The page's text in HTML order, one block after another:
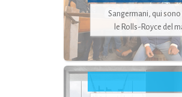
Sangermani, qui sono
le Rolls-Royce del